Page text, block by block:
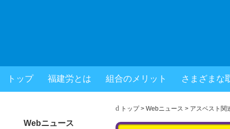
トップ 福建労とは 組合のメリット さまざまな
トップ> Webニュース > アスベスト関
Webニュース